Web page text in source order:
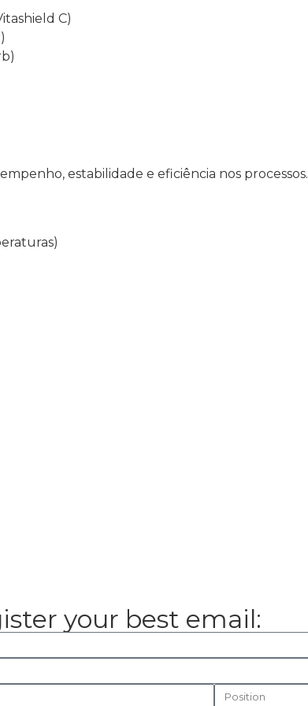
C)
estabilidade e eficiência nos processos.
your best email: